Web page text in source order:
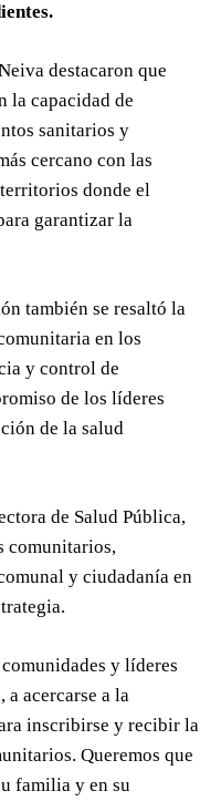
destacaron que
la capacidad de
sanitarios y
cercano con las
donde el
garantizar la
también se resaltó la
en los
y control de
de los líderes
de la salud
de Salud Pública,
comunitarios,
y ciudadanía en
y líderes
a acercarse a la
inscribirse y recibir la
Queremos que
familia y en su